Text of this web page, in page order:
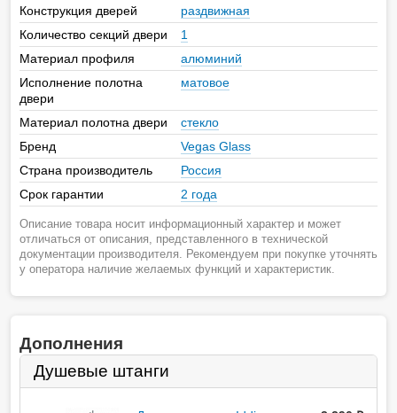
Конструкция дверей
раздвижная
Количество секций двери
1
Материал профиля
алюминий
Исполнение полотна
двери
матовое
Материал полотна двери
стекло
Бренд
Vegas Glass
Страна производитель
Россия
Срок гарантии
2 года
Описание товара носит информационный характер и может
отличаться от описания, представленного в технической
документации производителя. Рекомендуем при покупке уточнять
у оператора наличие желаемых функций и характеристик.
Дополнения
Душевые штанги